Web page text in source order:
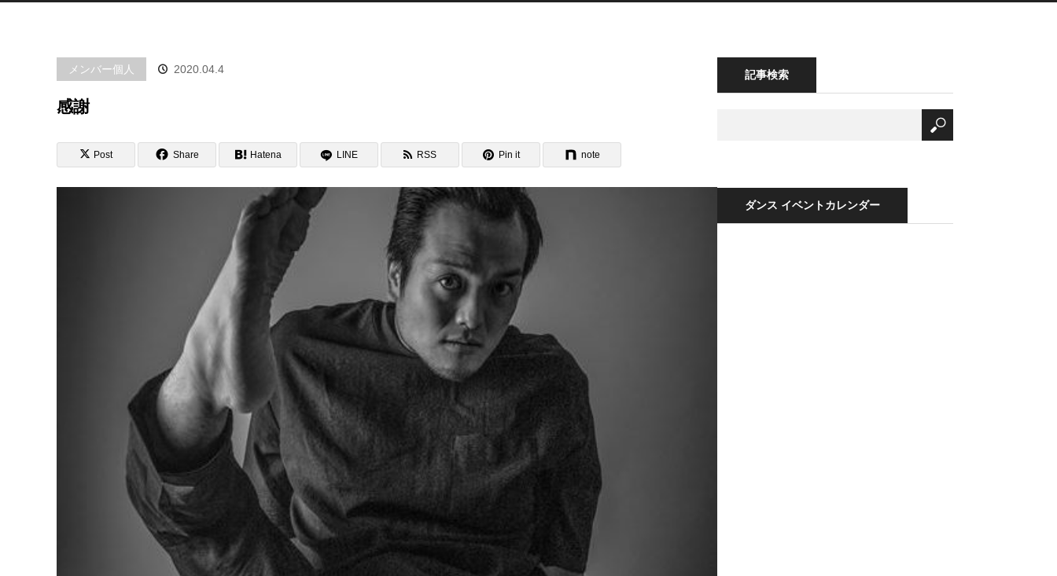
メンバー個人 2020.04.4
感謝
Post Share Hatena LINE RSS Pin it note
記事検索
ダンス イベントカレンダー